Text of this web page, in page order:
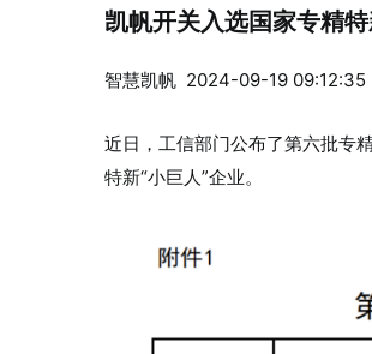
凯帆开关入选国家专精
智慧凯帆 2024-09-19 09:12:35
近日，工信部门公布了第六批专
特新“小巨人”企业。